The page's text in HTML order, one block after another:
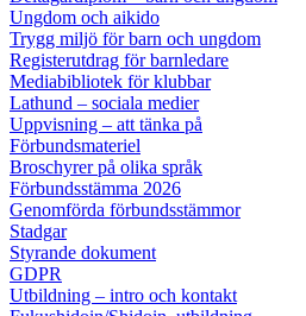
Ungdom och aikido
Trygg miljö för barn och ungdom
Registerutdrag för barnledare
Mediabibliotek för klubbar
Lathund – sociala medier
Uppvisning – att tänka på
Förbundsmateriel
Broschyrer på olika språk
Förbundsstämma 2026
Genomförda förbundsstämmor
Stadgar
Styrande dokument
GDPR
Utbildning – intro och kontakt